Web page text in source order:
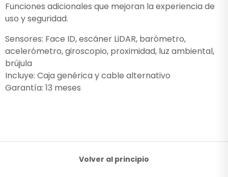
Funciones adicionales que mejoran la experiencia de
uso y seguridad.
Sensores: Face ID, escáner LiDAR, barómetro,
acelerómetro, giroscopio, proximidad, luz ambiental,
brújula
Incluye: Caja genérica y cable alternativo
Garantía: 13 meses
Volver al principio